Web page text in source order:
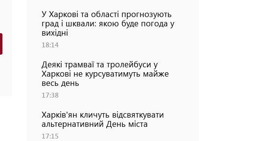
У Харкові та області прогнозують
град і шквали: якою буде погода у
вихідні
18:14
Деякі трамваї та тролейбуси у
Харкові не курсуватимуть майже
весь день
17:38
Харків'ян кличуть відсвяткувати
альтернативний День міста
17:15